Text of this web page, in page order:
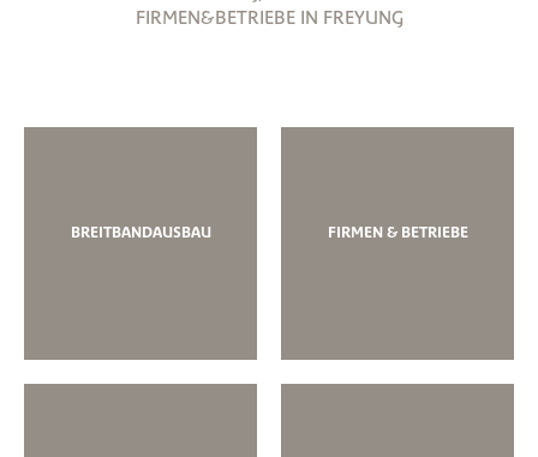
FIRMEN&BETRIEBE IN FREYUNG
BREITBANDAUSBAU FIRMEN & BETRIEBE